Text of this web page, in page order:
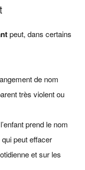
peut, dans certains
de nom
très violent ou
prend le nom
peut effacer
et sur les